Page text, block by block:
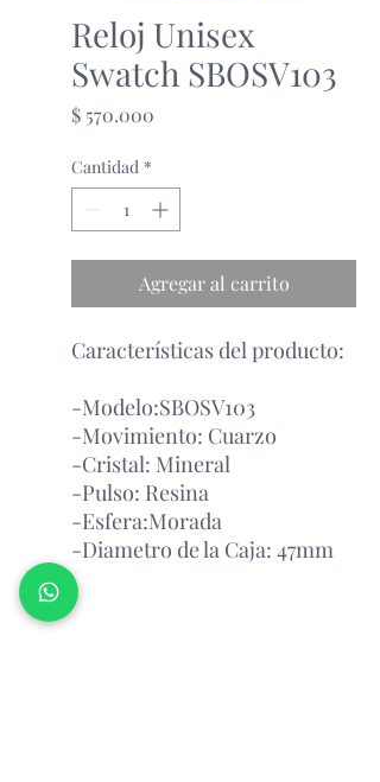
Reloj Unisex
Swatch SBOSV103
$ 570.000
Cantidad *
Agregar al carrito
Características del producto:
-Modelo:SBOSV103
-Movimiento: Cuarzo
-Cristal: Mineral
-Pulso: Resina
-Esfera:Morada
-Diametro de la Caja: 47mm